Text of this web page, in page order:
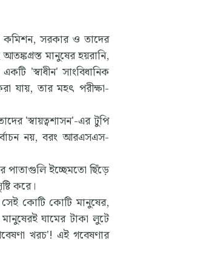
সরকার ও তাদের
মানুষের হয়রানি,
'স্বাধীন' সাংবিধানিক
যায়, তার মহৎ পরীক্ষা-
'স্বায়ত্বশাসন'-এর টুপি
নয়, বরং আরএসএস-
পাতাগুলি ইচ্ছেমতো ছিঁড়ে
করে।
কোটি কোটি মানুষের,
ঘামের টাকা লুটে
খরচ'! এই গবেষণার